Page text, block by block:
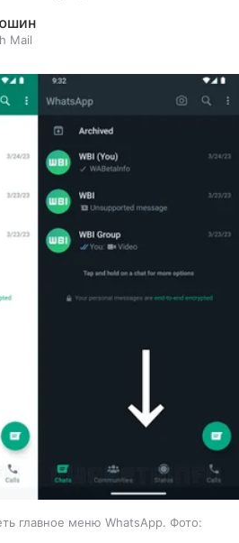
Mail
главное меню WhatsApp. Фото: